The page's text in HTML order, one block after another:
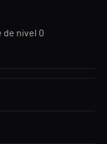
de nivel 0